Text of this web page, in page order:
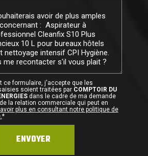
ce formulaire, j'accepte que les
soient traitées par COMPTOIR DU
dans le cadre de ma demande
la relation commerciale qui peut en
plus en consultant notre politique de
*